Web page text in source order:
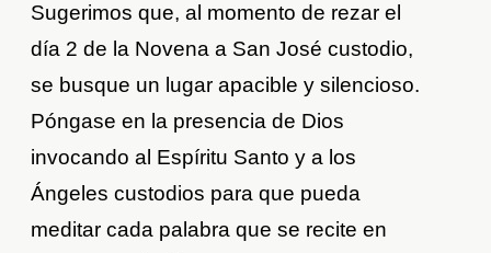
Sugerimos que, al momento de rezar el
día 2 de la Novena a San José custodio,
se busque un lugar apacible y silencioso.
Póngase en la presencia de Dios
invocando al Espíritu Santo y a los
Ángeles custodios para que pueda
meditar cada palabra que se recite en